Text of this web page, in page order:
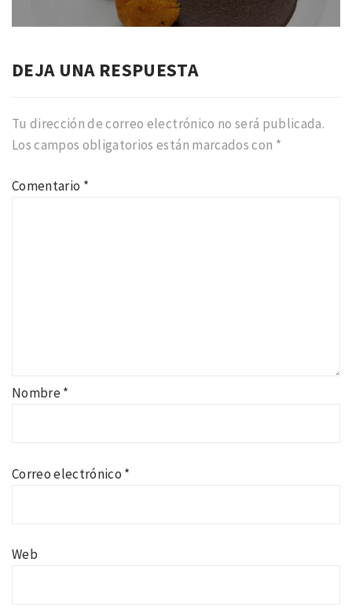
DEJA UNA RESPUESTA
Tu dirección de correo electrónico no será publicada.
Los campos obligatorios están marcados con *
Comentario *
Nombre*
Correo electrónico *
Web